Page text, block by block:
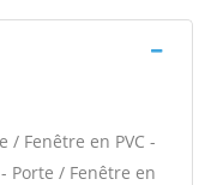
/ Fenêtre en PVC -
Porte / Fenêtre en